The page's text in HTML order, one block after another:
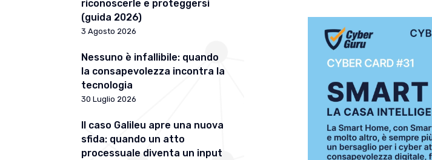
riconoscerle e proteggersi
(guida 2026)
3 Agosto 2026
Nessuno è infallibile: quando
la consapevolezza incontra la
tecnologia
30 Luglio 2026
Il caso Galileu apre una nuova
sfida: quando un atto
processuale diventa un input